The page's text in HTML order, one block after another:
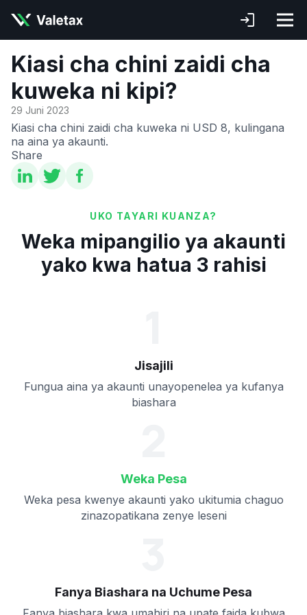
Kiasi cha chini zaidi cha
kuweka ni kipi?
29 Juni 2023
Kiasi cha chini zaidi cha kuweka ni USD 8, kulingana
na aina ya akaunti.
Share
UKO TAYARI KUANZA?
Weka mipangilio ya akaunti
yako kwa hatua 3 rahisi
Jisajili
Fungua aina ya akaunti unayopenelea ya kufanya
biashara
Weka Pesa
Weka pesa kwenye akaunti yako ukitumia chaguo
zinazopatikana zenye leseni
Fanya Biashara na Uchume Pesa